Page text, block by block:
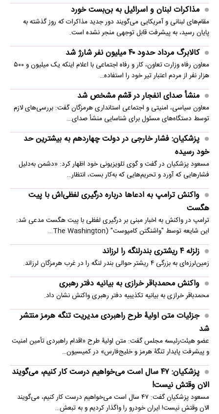
مذاکرات لبنان و اسرائیل به بن‌بست خورد
مقام‌های لبنانی و آمریکایی می‌گویند دور جدید مذاکرات که روز گذشته به
پایان رسید، به پیشرفت قابل توجهی منجر نشده است.
کالابرگ مرداد حدود ۴۰‌ میلیون نفر شارژ شد
معاون رفاه وزارت تعاون، کار و رفاه اجتماعی با اعلام اینکه یک میلیون و ۵۰۰
هزار نفر از مردم اعتبار تیر خود را استفاده…
منشأ صدای انفجار در قشم مشخص شد
معاون سیاسی، امنیتی و اجتماعی استانداری هرمزگان گفت: بررسی‌های لازم
توسط دستگاه‌های مسئول برای شناسایی منشأ صدای…
پزشکیان: فشار خارجی در دولت چهاردهم به بیشترین حد
خود رسیده
مسعود پزشکیان در گفت و گوی تلویزیونی خود اظهار کرد: «دشمن به‌دلیل
فشارهایی که آورد و تحریم‌هایی که به‌کار بست، انتظار…
واکنش ترامپ به ادعاها درباره درگیری لفظی‌اش با پیت
هگست
ترامپ در واکنش به اخبار مبنی بر درگیری لفظی با پیت هگست مدعی شد:
این شایعه توسط "واشنگتن کامپوست" (The Washington…
زلزله ۴ ریشتری بندرلنگه را لرزاند
زمین‌لرزه‌ای به بزرگی ۴ ریشتر حوالی بندر لنگه را در غرب هرمزگان لرزاند.
واکنش محمدباقر خرازی به بیانیه دفتر رهبری
محمدباقر خرازی به بیانیه تکذیبیه دفتر رهبری واکنش نشان داد.
جزئیات متن اولیۀ طرح راهبردی مدیریت تنگه هرمز منتشر
شد
عضو هیئت‌رئیسه مجلس گفت: متن اولیۀ طرح «اقدام راهبردی تأمین امنیت
و پیشرفت پایدار تنگۀ هرمز و خلیج‌فارس» در کمیسیون…
پزشکیان: ۴۷ سال است می‌خواهیم درست کار کنیم، می‌گویند
الان وقتش نیست!
مسعود پزشکیان گفت: ۴۷ سال است می‌خواهیم درست کار کنیم، می‌گویند
الان وقتش نیست! ایران خودرو را واگذار کردیم و به تبعش…